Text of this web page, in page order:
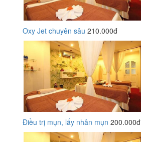
Oxy Jet chuyên sâu 210.000đ
Điều trị mụn, lấy nhân mụn 200.000đ